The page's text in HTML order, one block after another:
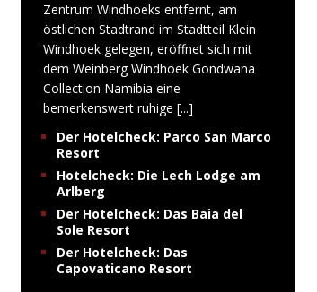
Zentrum Windhoeks entfernt, am
östlichen Stadtrand im Stadtteil Klein
Windhoek gelegen, eröffnet sich mit
dem Weinberg Windhoek Gondwana
Collection Namibia eine
bemerkenswert ruhige [...]
Der Hotelcheck: Parco San Marco
Resort
Hotelcheck: Die Lech Lodge am
Arlberg
Der Hotelcheck: Das Baia del
Sole Resort
Der Hotelcheck: Das
Capovaticano Resort